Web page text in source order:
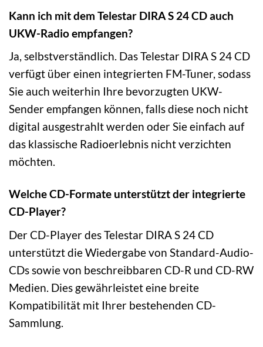
Kann ich mit dem Telestar DIRA S 24 CD auch
UKW-Radio empfangen?
Ja, selbstverständlich. Das Telestar DIRA S 24 CD
verfügt über einen integrierten FM-Tuner, sodass
Sie auch weiterhin Ihre bevorzugten UKW-
Sender empfangen können, falls diese noch nicht
digital ausgestrahlt werden oder Sie einfach auf
das klassische Radioerlebnis nicht verzichten
möchten.
Welche CD-Formate unterstützt der integrierte
CD-Player?
Der CD-Player des Telestar DIRA S 24 CD
unterstützt die Wiedergabe von Standard-Audio-
CDs sowie von beschreibbaren CD-R und CD-RW
Medien. Dies gewährleistet eine breite
Kompatibilität mit Ihrer bestehenden CD-
Sammlung.